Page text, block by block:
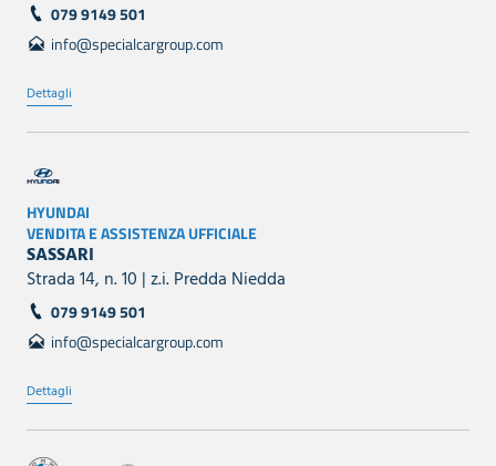
079 9149 501
info@specialcargroup.com
Dettagli
HYUNDAI
VENDITA E ASSISTENZA UFFICIALE
SASSARI
Strada 14, n. 10 | z.i. Predda Niedda
079 9149 501
info@specialcargroup.com
Dettagli